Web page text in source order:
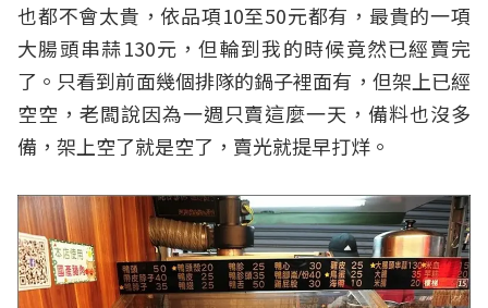
也都不會太貴，依品項10至50元都有，最貴的一項
大腸頭串蒜130元，但輪到我的時候竟然已經賣完
了。只看到前面幾個排隊的鍋子裡面有，但架上已經
空空，老闆說因為一週只賣這麼一天，備料也沒多
備，架上空了就是空了，賣光就提早打烊。